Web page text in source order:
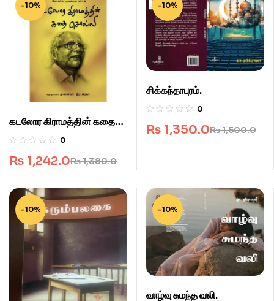
-10%
கடலோர கிராமத்தின் கதை
சொல்லி.
0
₨1,380.0
₨ 1,242.0
-10%
சிக்கந்தாபுரம்.
0
₨1,500.0
₨ 1,350.0
-10% -10%
வாழ்வு சுமந்த வலி.